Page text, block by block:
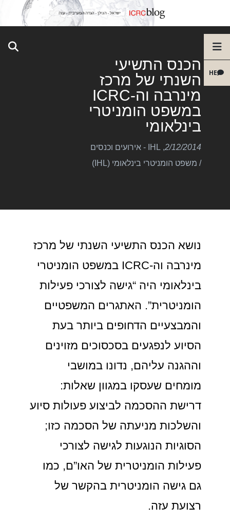
HE
הכנס התשיעי
השנתי של מרכז
מינרבה וה-ICRC
במשפט הומניטרי
בינלאומי
2/12/2014
, IHL - אירועים וכנסים
/ משפט הומניטרי בינלאומי (IHL)
נושא הכנס התשיעי השנתי של מרכז
מינרבה וה-ICRC במשפט הומניטרי
בינלאומי היה “גישה לצורכי פעילות
הומניטרית”. האתגרים המשפטיים
והמבצעיים הדחופים ביותר בעת
הסיוע לנפגעים בסכסוכים מזוינים
וההגנה עליהם, נדונו במושבי
מומחים שעסקו במגוון שאלות:
דרישת ההסכמה לביצוע פעולות סיוע
והשלכות מניעתה של הסכמה כזו;
הסוגיות הנוגעות לגישה לצורכי
פעילות הומניטרית של האו”ם, כמו
גם גישה הומניטרית בהקשר של
רצועת עזה.